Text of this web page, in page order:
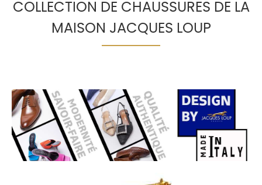
COLLECTION DE CHAUSSURES DE LA
MAISON JACQUES LOUP